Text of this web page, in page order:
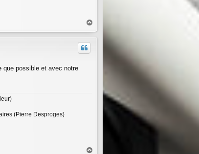
a
u
que possible et avec notre
(Pierre Desproges)